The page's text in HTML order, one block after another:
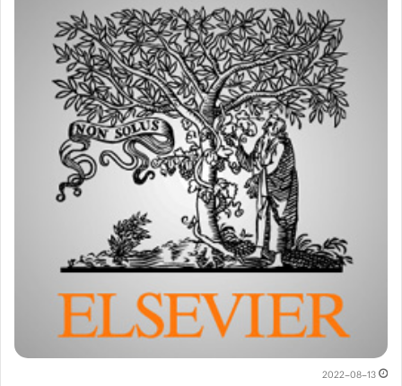
2022-08-13